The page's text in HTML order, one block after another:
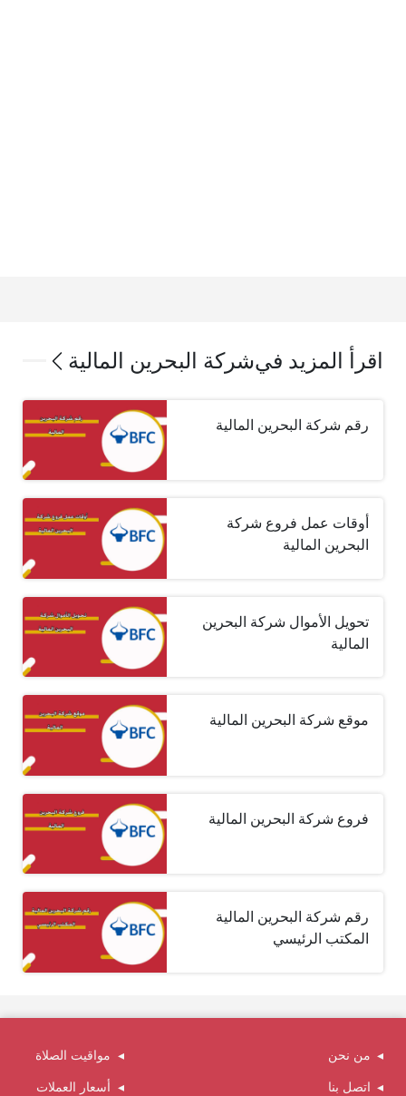
اقرأ المزيد فيشركة البحرين المالية
رقم شركة البحرين المالية
أوقات عمل فروع شركة
البحرين المالية
تحويل الأموال شركة البحرين
المالية
موقع شركة البحرين المالية
فروع شركة البحرين المالية
رقم شركة البحرين المالية
المكتب الرئيسي
من نحن
اتصل بنا
مواقيت الصلاة
أسعار العملات